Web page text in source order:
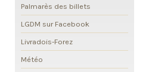
Palmarès des billets
LGDM sur Facebook
Livradois-Forez
Météo